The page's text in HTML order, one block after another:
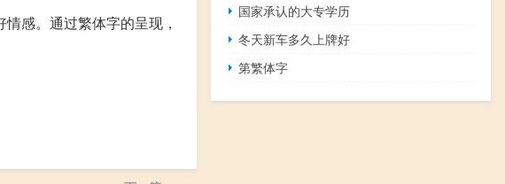
感。通过繁体字的呈现，
国家承认的大专学历
冬天新车多久上牌好
第繁体字